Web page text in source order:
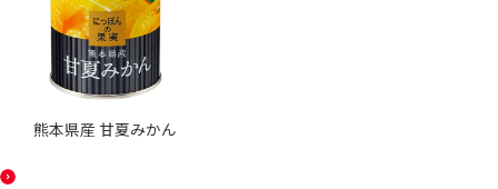
熊本県産 甘夏みかん